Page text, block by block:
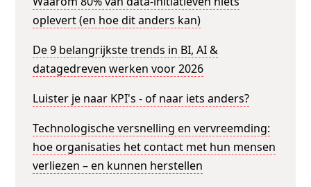
oplevert (en hoe dit anders kan)
De 9 belangrijkste trends in BI, AI &
datagedreven werken voor 2026
Luister je naar KPI's - of naar iets anders?
Technologische versnelling en vervreemding:
hoe organisaties het contact met hun mensen
verliezen – en kunnen herstellen